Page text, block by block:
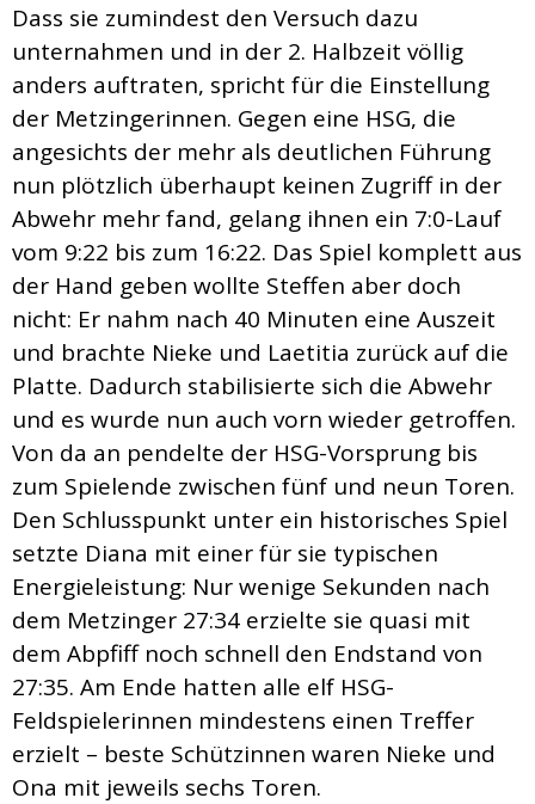
Dass sie zumindest den Versuch dazu
unternahmen und in der 2. Halbzeit völlig
anders auftraten, spricht für die Einstellung
der Metzingerinnen. Gegen eine HSG, die
angesichts der mehr als deutlichen Führung
nun plötzlich überhaupt keinen Zugriff in der
Abwehr mehr fand, gelang ihnen ein 7:0-Lauf
vom 9:22 bis zum 16:22. Das Spiel komplett aus
der Hand geben wollte Steffen aber doch
nicht: Er nahm nach 40 Minuten eine Auszeit
und brachte Nieke und Laetitia zurück auf die
Platte. Dadurch stabilisierte sich die Abwehr
und es wurde nun auch vorn wieder getroffen.
Von da an pendelte der HSG-Vorsprung bis
zum Spielende zwischen fünf und neun Toren.
Den Schlusspunkt unter ein historisches Spiel
setzte Diana mit einer für sie typischen
Energieleistung: Nur wenige Sekunden nach
dem Metzinger 27:34 erzielte sie quasi mit
dem Abpfiff noch schnell den Endstand von
27:35. Am Ende hatten alle elf HSG-
Feldspielerinnen mindestens einen Treffer
erzielt – beste Schützinnen waren Nieke und
Ona mit jeweils sechs Toren.